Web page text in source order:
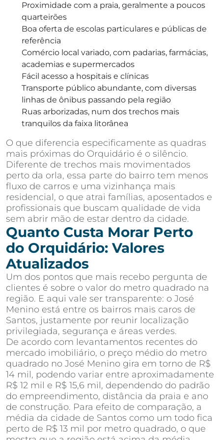
Proximidade com a praia, geralmente a poucos
quarteirões
Boa oferta de escolas particulares e públicas de
referência
Comércio local variado, com padarias, farmácias,
academias e supermercados
Fácil acesso a hospitais e clínicas
Transporte público abundante, com diversas
linhas de ônibus passando pela região
Ruas arborizadas, num dos trechos mais
tranquilos da faixa litorânea
O que diferencia especificamente as quadras
mais próximas do Orquidário é o silêncio.
Diferente de trechos mais movimentados
perto da orla, essa parte do bairro tem menos
fluxo de carros e uma vizinhança mais
residencial, o que atrai famílias, aposentados e
profissionais que buscam qualidade de vida
sem abrir mão de estar dentro da cidade.
Quanto Custa Morar Perto
do Orquidário: Valores
Atualizados
Um dos pontos que mais recebo pergunta de
clientes é sobre o valor do metro quadrado na
região. E aqui vale ser transparente: o José
Menino está entre os bairros mais caros de
Santos, justamente por reunir localização
privilegiada, segurança e áreas verdes.
De acordo com levantamentos recentes do
mercado imobiliário, o preço médio do metro
quadrado no José Menino gira em torno de R$
14 mil, podendo variar entre aproximadamente
R$ 12 mil e R$ 15,6 mil, dependendo do padrão
do empreendimento, distância da praia e ano
de construção. Para efeito de comparação, a
média da cidade de Santos como um todo fica
perto de R$ 13 mil por metro quadrado, o que